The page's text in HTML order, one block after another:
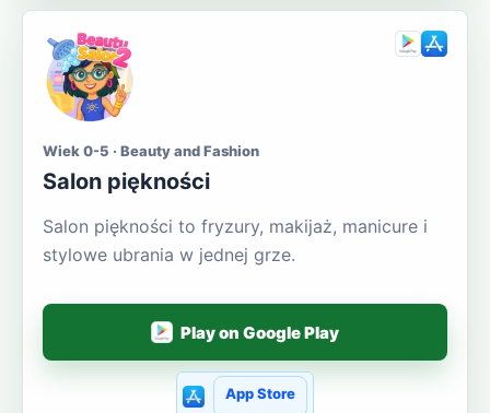
Wiek 0-5 · Beauty and Fashion
Salon piękności
Salon piękności to fryzury, makijaż, manicure i
stylowe ubrania w jednej grze.
Play on Google Play
App Store